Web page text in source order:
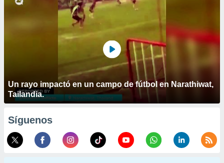
Un rayo impactó en un campo de fútbol en Narathiwat,
Tailandia.
Síguenos